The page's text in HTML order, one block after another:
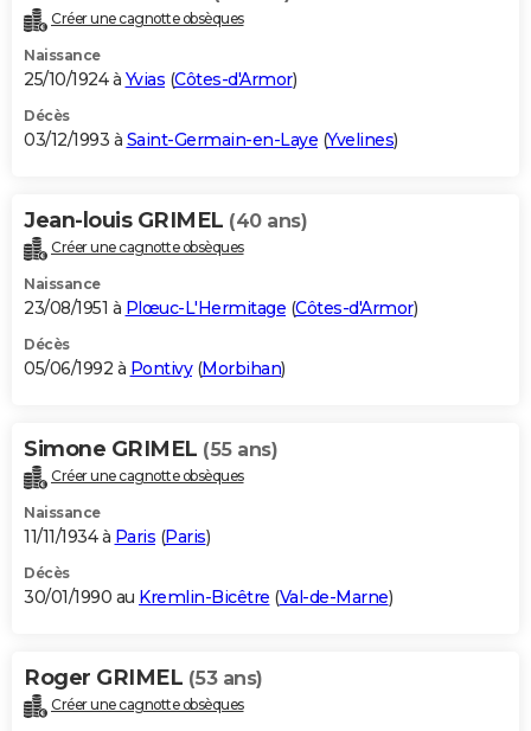
Créer une cagnotte obsèques
Naissance
25/10/1924 à Yvias (Côtes-d'Armor)
Décès
03/12/1993 à Saint-Germain-en-Laye (Yvelines)
Jean-louis GRIMEL (40 ans)
Créer une cagnotte obsèques
Naissance
23/08/1951 à Plœuc-L'Hermitage (Côtes-d'Armor)
Décès
05/06/1992 à Pontivy(Morbihan)
Simone GRIMEL (55 ans)
Créer une cagnotte obsèques
Naissance
11/11/1934 à Paris (Paris)
Décès
30/01/1990 au Kremlin-Bicêtre (Val-de-Marne)
Roger GRIMEL (53 ans)
Créer une cagnotte obsèques